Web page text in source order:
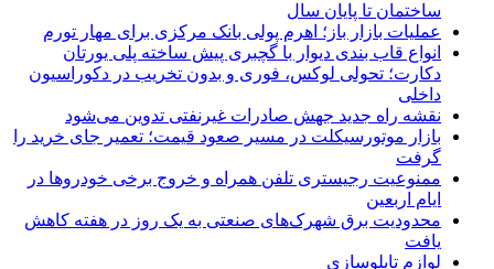
ساختمان تا پایان سال
عملیات بازار باز؛ اهرم پولی بانک مرکزی برای مهار تورم
انواع قاب بندی دیوار با گچبری پیش ساخته پلی یورتان
دکارت؛ تحولی لوکس، فوری و بدون تخریب در دکوراسیون
داخلی
نقشه راه جدید جهش صادرات غیرنفتی تدوین می‌شود
بازار موتورسیکلت در مسیر صعود قیمت؛ تعمیر جای خرید را
گرفت
ممنوعیت رجیستری تلفن همراه و خروج برخی خودروها در
ایام اربعین
محدودیت برق شهرک‌های صنعتی به یک روز در هفته کاهش
یافت
لوازم تابلوسازی